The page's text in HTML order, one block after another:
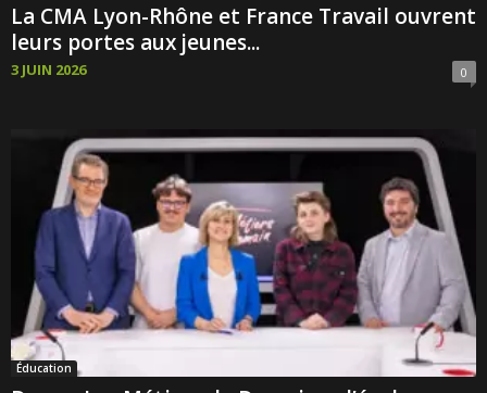
La CMA Lyon-Rhône et France Travail ouvrent
leurs portes aux jeunes...
3 JUIN 2026 0
Éducation